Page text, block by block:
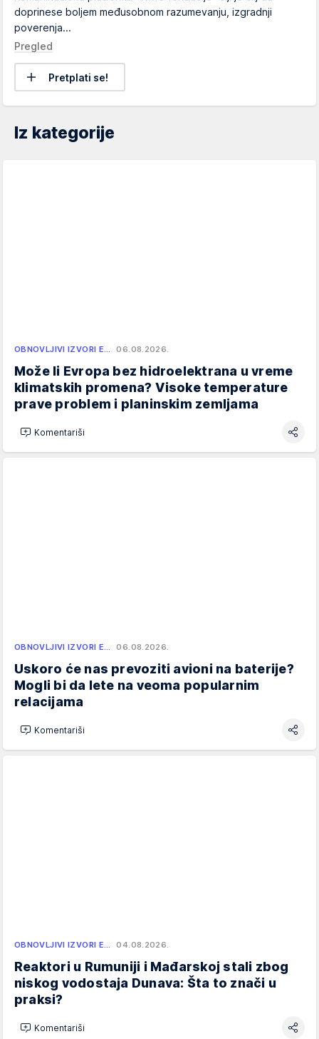
doprinese boljem međusobnom razumevanju, izgradnji
poverenja...
Pregled
Pretplati se!
Iz kategorije
OBNOVLJIVI IZVORI E… 06.08.2026.
Može li Evropa bez hidroelektrana u vreme
klimatskih promena? Visoke temperature
prave problem i planinskim zemljama
Komentariši
OBNOVLJIVI IZVORI E… 06.08.2026.
Uskoro će nas prevoziti avioni na baterije?
Mogli bi da lete na veoma popularnim
relacijama
Komentariši
OBNOVLJIVI IZVORI E… 04.08.2026.
Reaktori u Rumuniji i Mađarskoj stali zbog
niskog vodostaja Dunava: Šta to znači u
praksi?
Komentariši